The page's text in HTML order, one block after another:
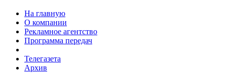
На главную
О компании
Рекламное агентство
Программа передач
Телегазета
Архив